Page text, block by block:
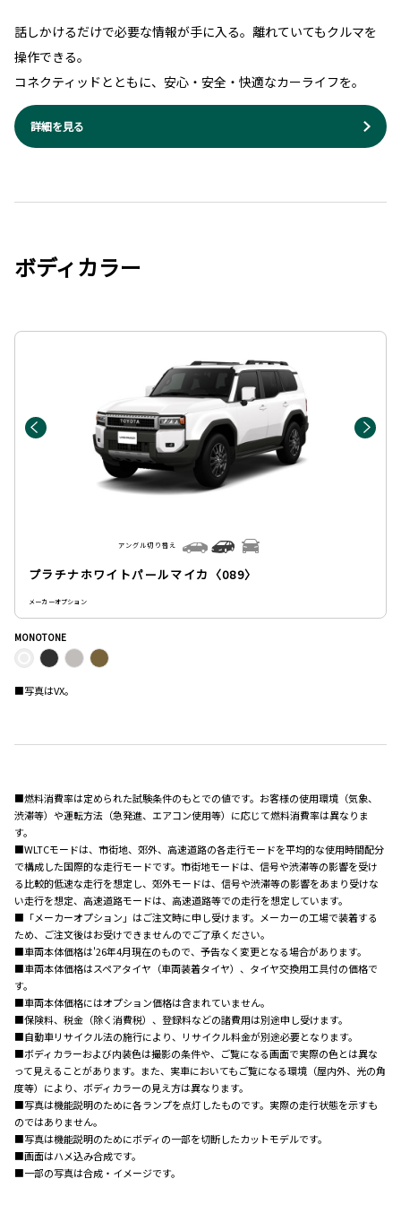
話しかけるだけで必要な情報が手に入る。離れていてもクルマを
操作できる。
コネクティッドとともに、安心・安全・快適なカーライフを。
詳細を見る
ボディカラー
プラチナホワイトパールマイカ〈089〉
メーカーオプション
アングル切り替え
MONOTONE
■写真はVX。
■燃料消費率は定められた試験条件のもとでの値です。お客様の使用環境（気象、
渋滞等）や運転方法（急発進、エアコン使用等）に応じて燃料消費率は異なりま
す。
■WLTCモードは、市街地、郊外、高速道路の各走行モードを平均的な使用時間配分
で構成した国際的な走行モードです。市街地モードは、信号や渋滞等の影響を受け
る比較的低速な走行を想定し、郊外モードは、信号や渋滞等の影響をあまり受けな
い走行を想定、高速道路モードは、高速道路等での走行を想定しています。
■「メーカーオプション」はご注文時に申し受けます。メーカーの工場で装着する
ため、ご注文後はお受けできませんのでご了承ください。
■車両本体価格は'26年4月現在のもので、予告なく変更となる場合があります。
■車両本体価格はスペアタイヤ（車両装着タイヤ）、タイヤ交換用工具付の価格で
す。
■車両本体価格にはオプション価格は含まれていません。
■保険料、税金（除く消費税）、登録料などの諸費用は別途申し受けます。
■自動車リサイクル法の施行により、リサイクル料金が別途必要となります。
■ボディカラーおよび内装色は撮影の条件や、ご覧になる画面で実際の色とは異な
って見えることがあります。また、実車においてもご覧になる環境（屋内外、光の角
度等）により、ボディカラーの見え方は異なります。
■写真は機能説明のために各ランプを点灯したものです。実際の走行状態を示すも
のではありません。
■写真は機能説明のためにボディの一部を切断したカットモデルです。
■画面はハメ込み合成です。
■一部の写真は合成・イメージです。